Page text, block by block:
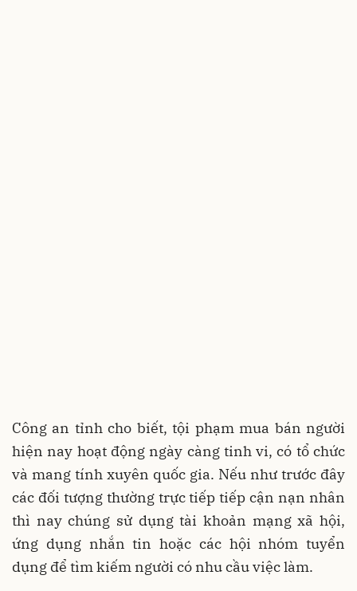
Công an tỉnh cho biết, tội phạm mua bán người
hiện nay hoạt động ngày càng tinh vi, có tổ chức
và mang tính xuyên quốc gia. Nếu như trước đây
các đối tượng thường trực tiếp tiếp cận nạn nhân
thì nay chúng sử dụng tài khoản mạng xã hội,
ứng dụng nhắn tin hoặc các hội nhóm tuyển
dụng để tìm kiếm người có nhu cầu việc làm.